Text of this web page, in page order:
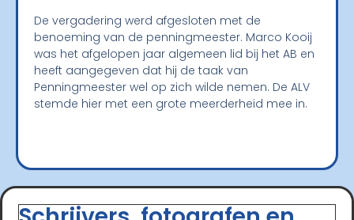
De vergadering werd afgesloten met de
benoeming van de penningmeester. Marco Kooij
was het afgelopen jaar algemeen lid bij het AB en
heeft aangegeven dat hij de taak van
Penningmeester wel op zich wilde nemen. De ALV
stemde hier met een grote meerderheid mee in.